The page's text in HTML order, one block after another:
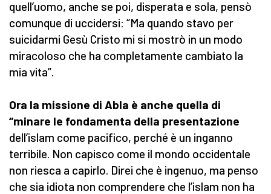
quell’uomo, anche se poi, disperata e sola, pensò
comunque di uccidersi: “Ma quando stavo per
suicidarmi Gesù Cristo mi si mostrò in un modo
miracoloso che ha completamente cambiato la
mia vita”.
Ora la missione di Abla è anche quella di
“minare le fondamenta della presentazione
dell’islam come pacifico, perché è un inganno
terribile. Non capisco come il mondo occidentale
non riesca a capirlo. Direi che è ingenuo, ma penso
che sia idiota non comprendere che l’islam non ha